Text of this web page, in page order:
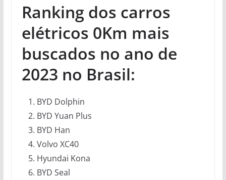
Ranking dos carros
elétricos 0Km mais
buscados no ano de
2023 no Brasil:
BYD Dolphin
BYD Yuan Plus
BYD Han
Volvo XC40
Hyundai Kona
BYD Seal